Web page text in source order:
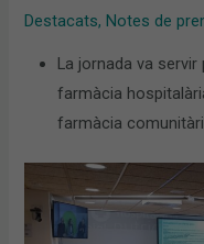
Destacats, Notes de
La jornada va
farmàcia
farmàcia